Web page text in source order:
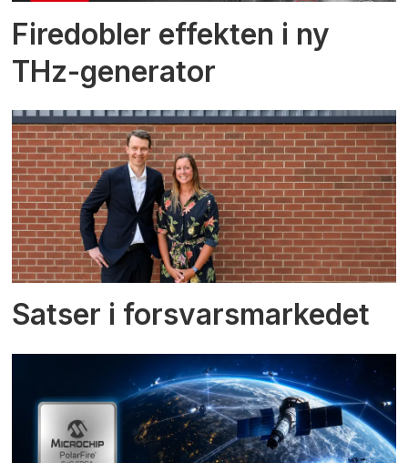
Firedobler effekten i ny
THz-generator
Satser i forsvarsmarkedet